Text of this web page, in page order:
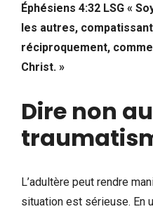
Éphésiens 4:32 LSG «
les autres,
réciproquement,
Christ. »
Dire non au
L’adultère peut rendre
situation est sérieuse. En